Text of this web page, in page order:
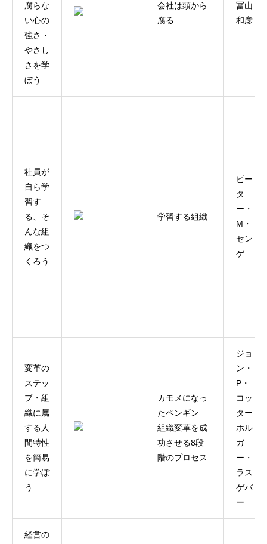
腐らな
い心の
強さ・
やさし
さを学
ぼう
会社は頭から
腐る
冨山
和彦
社員が
自ら学
習す
る、そ
んな組
織をつ
くろう
学習する組織
ピー
タ
ー・
M・
セン
ゲ
変革の
ステッ
プ・組
織に属
する人
間特性
を簡易
に学ぼ
う
カモメになっ
たペンギン
組織変革を成
功させる8段
階のプロセス
ジョ
ン・
P・
コッ
ター
ホル
ガ
ー・
ラス
ゲバ
ー
経営の